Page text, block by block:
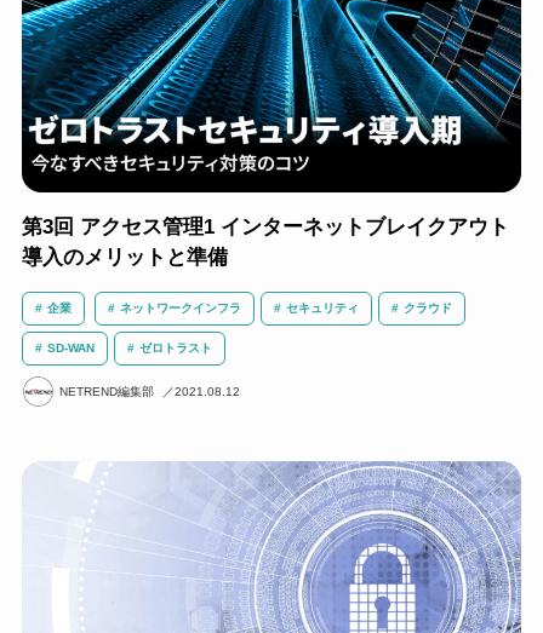
第3回 アクセス管理1 インターネットブレイクアウト
導入のメリットと準備
企業 ネットワークインフラ セキュリティ クラウド
SD-WAN ゼロトラスト
NETREND編集部 2021.08.12